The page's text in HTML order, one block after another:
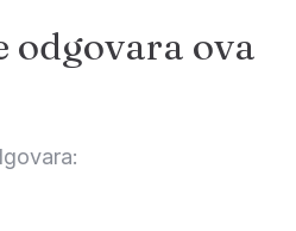
odgovara ova